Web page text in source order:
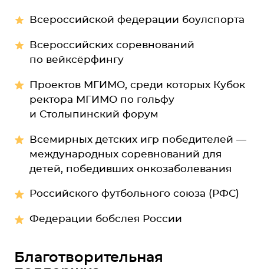
Всероссийской федерации боулспорта
Всероссийских соревнований
по вейксёрфингу
Проектов МГИМО, среди которых Кубок
ректора МГИМО по гольфу
и Столыпинский форум
Всемирных детских игр победителей —
международных соревнований для
детей, победивших онкозаболевания
Российского футбольного союза (РФС)
Федерации бобслея России
Благотворительная